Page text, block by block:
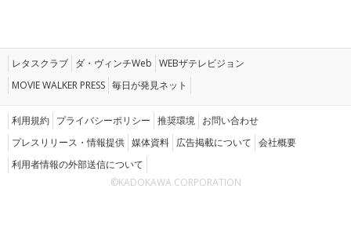
レタスクラブ ダ・ヴィンチWeb WEBザテレビジョン
MOVIE WALKER PRESS 毎日が発見ネット
利用規約 プライバシーポリシー 推奨環境 お問い合わせ
プレスリリース・情報提供 媒体資料 広告掲載について 会社概要
利用者情報の外部送信について
©KADOKAWA CORPORATION